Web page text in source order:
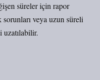
süreler için rapor
veya uzun süreli
uzatılabilir.